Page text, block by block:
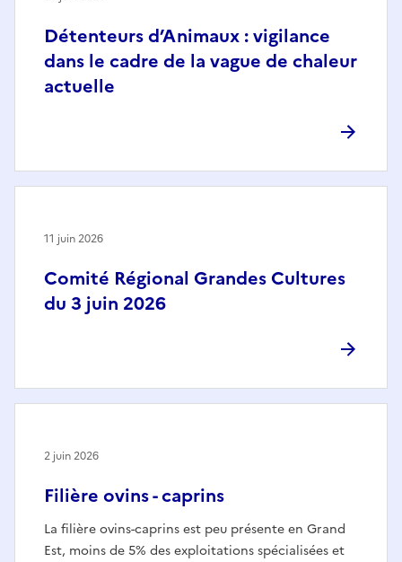
Détenteurs d’Animaux : vigilance
dans le cadre de la vague de chaleur
actuelle
Comité Régional Grandes Cultures
du 3 juin 2026
11 juin 2026
Filière ovins - caprins
La filière ovins-caprins est peu présente en Grand
Est, moins de 5% des exploitations spécialisées et
2 juin 2026